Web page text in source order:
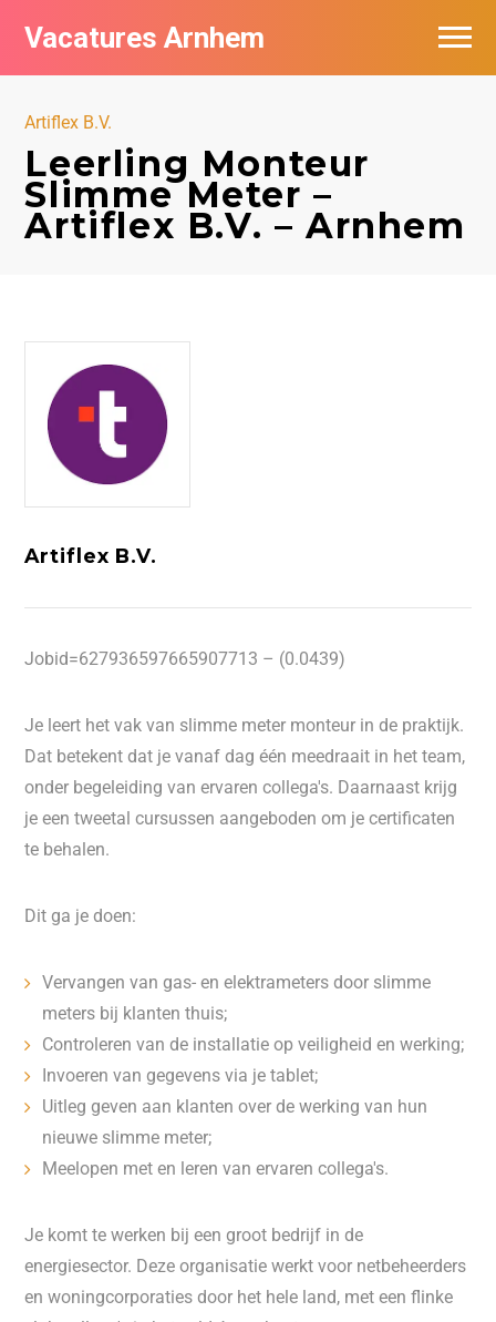
Vacatures Arnhem
Artiflex B.V.
Leerling Monteur
Slimme Meter –
Artiflex B.V. – Arnhem
Artiflex B.V.
Jobid=627936597665907713 – (0.0439)
Je leert het vak van slimme meter monteur in de praktijk.
Dat betekent dat je vanaf dag één meedraait in het team,
onder begeleiding van ervaren collega's. Daarnaast krijg
je een tweetal cursussen aangeboden om je certificaten
te behalen.
Dit ga je doen:
Vervangen van gas- en elektrameters door slimme
meters bij klanten thuis;
Controleren van de installatie op veiligheid en werking;
Invoeren van gegevens via je tablet;
Uitleg geven aan klanten over de werking van hun
nieuwe slimme meter;
Meelopen met en leren van ervaren collega's.
Je komt te werken bij een groot bedrijf in de
energiesector. Deze organisatie werkt voor netbeheerders
en woningcorporaties door het hele land, met een flinke
Vacatures per bedrijf in Arnhem